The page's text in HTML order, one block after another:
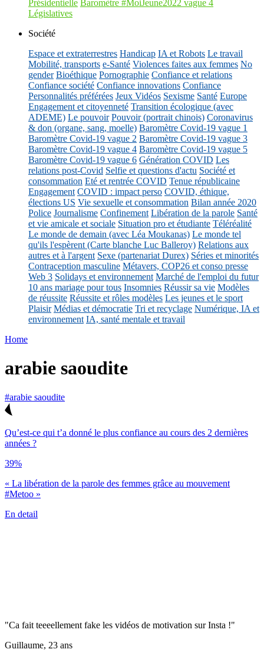
Présidentielle Baromètre #MoiJeune2022 vague 4
Législatives
Société
Espace et extraterrestres Handicap IA et Robots Le travail
Mobilité, transports e-Santé Violences faites aux femmes No
gender Bioéthique Pornographie Confiance et relations
Confiance société Confiance innovations Confiance
Personnalités préférées Jeux Vidéos Sexisme Santé Europe
Engagement et citoyenneté Transition écologique (avec
ADEME) Le pouvoir Pouvoir (portrait chinois) Coronavirus
& don (organe, sang, moelle) Baromètre Covid-19 vague 1
Baromètre Covid-19 vague 2 Baromètre Covid-19 vague 3
Baromètre Covid-19 vague 4 Baromètre Covid-19 vague 5
Baromètre Covid-19 vague 6 Génération COVID Les
relations post-Covid Selfie et questions d'actu Société et
consommation Eté et rentrée COVID Tenue républicaine
Engagement COVID : impact perso COVID, éthique,
élections US Vie sexuelle et consommation Bilan année 2020
Police Journalisme Confinement Libération de la parole Santé
et vie amicale et sociale Situation pro et étudiante Téléréalité
Le monde de demain (avec Léa Moukanas) Le monde tel
qu'ils l'espèrent (Carte blanche Luc Balleroy) Relations aux
autres et à l'argent Sexe (partenariat Durex) Séries et minorités
Contraception masculine Métavers, COP26 et conso presse
Web 3 Solidays et environnement Marché de l'emploi du futur
10 ans mariage pour tous Insomnies Réussir sa vie Modèles
de réussite Réussite et rôles modèles Les jeunes et le sport
Plaisir Médias et démocratie Tri et recyclage Numérique, IA et
environnement IA, santé mentale et travail
Home
arabie saoudite
#arabie saoudite
Qu’est-ce qui t’a donné le plus confiance au cours des 2 dernières
années ?
39%
« La libération de la parole des femmes grâce au mouvement
#Metoo »
En detail
"Ca fait teeeellement fake les vidéos de motivation sur Insta !"
Guillaume, 23 ans